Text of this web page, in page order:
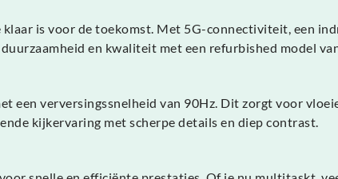
is voor de toekomst. Met 5G-connectiviteit, een
en kwaliteit met een refurbished model
een verversingssnelheid van 90Hz. Dit zorgt voor
kijkervaring met scherpe details en diep contrast.